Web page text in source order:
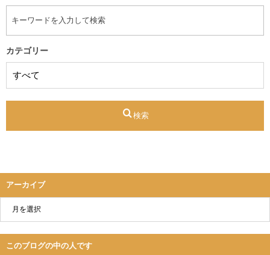
カテゴリー
検索
アーカイブ
このブログの中の人です